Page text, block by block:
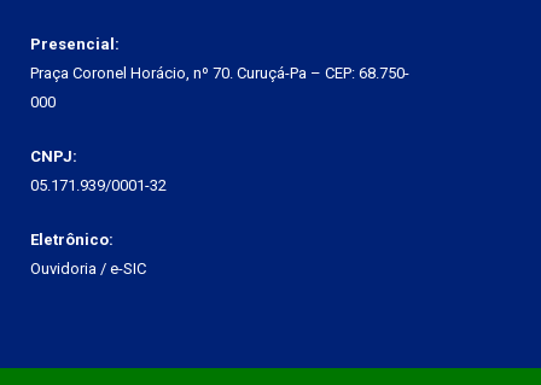
Presencial:
Praça Coronel Horácio, nº 70. Curuçá-Pa – CEP: 68.750-
000
CNPJ:
05.171.939/0001-32
Eletrônico:
Ouvidoria / e-SIC